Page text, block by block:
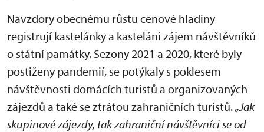
Navzdory obecnému růstu cenové hladiny
registrují kastelánky a kasteláni zájem návštěvníků
o státní památky. Sezony 2021 a 2020, které byly
postiženy pandemií, se potýkaly s poklesem
návštěvnosti domácích turistů a organizovaných
zájezdů a také se ztrátou zahraničních turistů.„Jak
skupinové zájezdy, tak zahraniční návštěvníci se od